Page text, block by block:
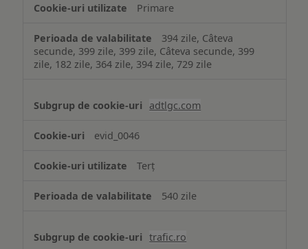
Primare
394 zile, Câteva
secunde, 399 zile, 399 zile, Câteva secunde, 399
zile, 182 zile, 364 zile, 394 zile, 729 zile
adtlgc.com
evid_0046
Terț
540 zile
trafic.ro